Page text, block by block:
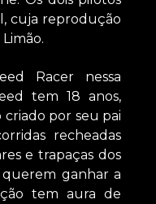
cuja reprodução
Racer nessa
tem 18 anos,
por seu pai
recheadas
e trapaças dos
ganhar a
tem aura de